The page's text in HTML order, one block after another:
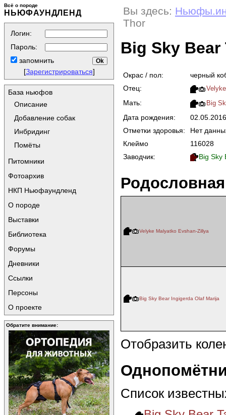
Всё о породе
НЬЮФАУНДЛЕНД
Логин:
Пароль:
запомнить
[Зарегистрироваться]
База ньюфов
Описание
Добавление собак
Инбридинг
Помёты
Питомники
Фотоархив
НКП Ньюфаундленд
О породе
Выставки
Библиотека
Форумы
Дневники
Ссылки
Персоны
О проекте
Обратите внимание:
Вы здесь:
Thor
Big Sky Bear
Окрас / пол:
черный
Отец:
Мать: Big
Дата рождения:
Отметки здоровья:
Нет
Клеймо
116028
Заводчик:
Big Sky
Родословная
Velyke Malyatko Evshan-Zillya
Big Sky Bear Ingigerda Olaf Marija
Отобразить
Список